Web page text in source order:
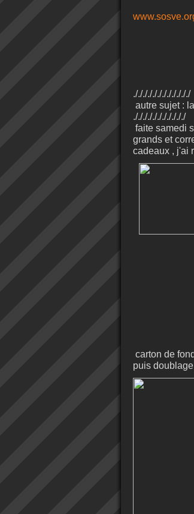
././././././././././././
autre sujet :
./././././././././././
faite samedi
grands et
cadeaux , j'ai
carton de
puis